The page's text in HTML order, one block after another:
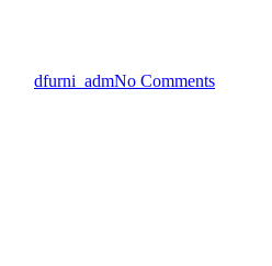
dfurni_admNo Comments